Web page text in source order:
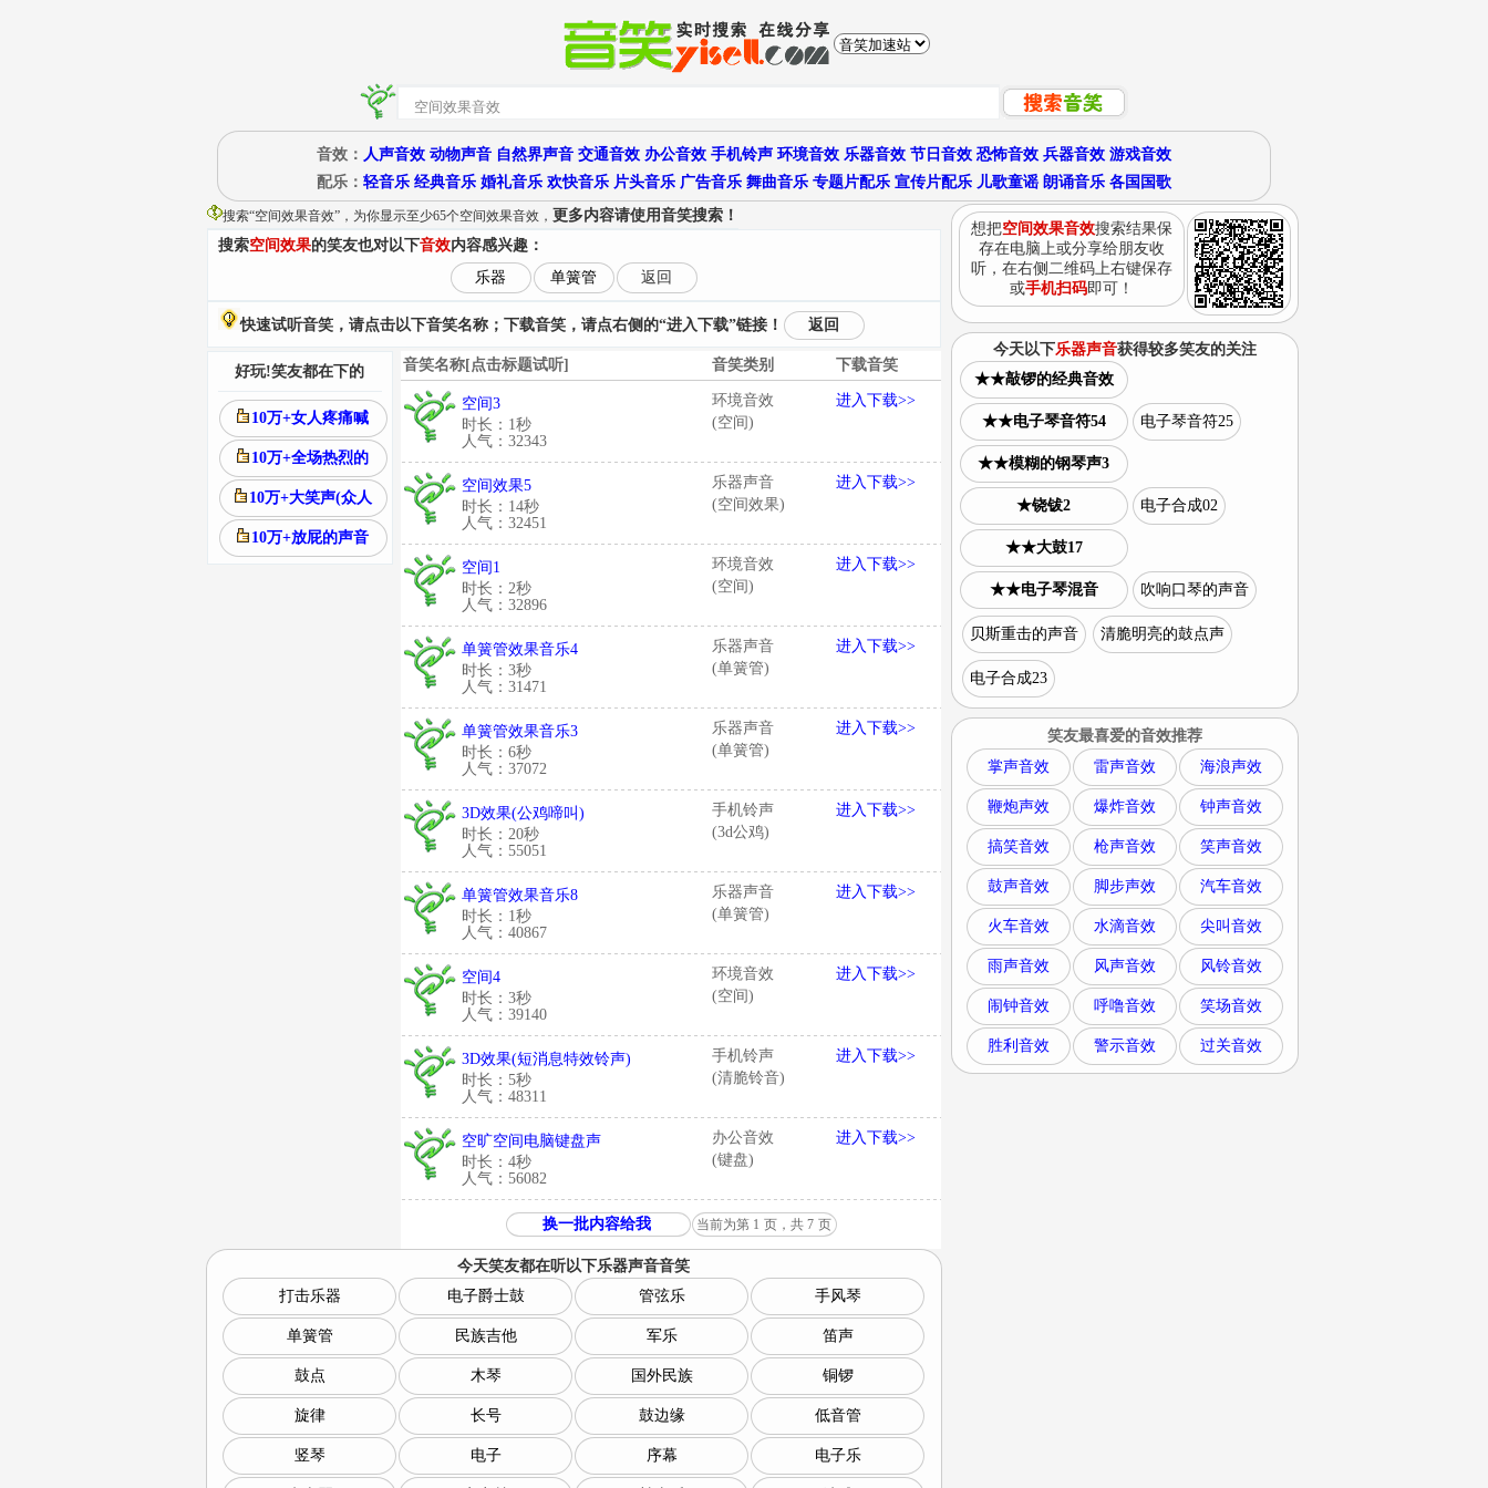
音效： 人声音效 动物声音 自然界声音 交通音效 办公音效 手机铃声 环境音效 乐器音效 节日音效 恐怖音效 兵器音效 游戏音效
配乐： 轻音乐 经典音乐 婚礼音乐 欢快音乐 片头音乐 广告音乐 舞曲音乐 专题片配乐 宣传片配乐 儿歌童谣 朗诵音乐 各国国歌
搜索“空间效果音效”，为你显示至少65个空间效果音效， 更多内容请使用音笑搜索！
搜索空间效果的笑友也对以下音效内容感兴趣：
乐器
单簧管 返回
快速试听音笑，请点击以下音笑名称；下载音笑，请点右侧的“进入下载”链接！ 返回
音笑名称[点击标题试听] 音笑类别 下载音笑
空间3
时长：1秒
人气：32343
环境音效
(空间)
进入下载>>
空间效果5
时长：14秒
人气：32451
乐器声音
(空间效果)
进入下载>>
空间1
时长：2秒
人气：32896
环境音效
(空间)
进入下载>>
单簧管效果音乐4
时长：3秒
人气：31471
乐器声音
(单簧管)
进入下载>>
单簧管效果音乐3
时长：6秒
人气：37072
乐器声音
(单簧管)
进入下载>>
3D效果(公鸡啼叫)
时长：20秒
人气：55051
手机铃声
(3d公鸡)
进入下载>>
单簧管效果音乐8
时长：1秒
人气：40867
乐器声音
(单簧管)
进入下载>>
空间4
时长：3秒
人气：39140
环境音效
(空间)
进入下载>>
3D效果(短消息特效铃声)
时长：5秒
人气：48311
手机铃声
(清脆铃音)
进入下载>>
空旷空间电脑键盘声
时长：4秒
人气：56082
办公音效
(键盘)
进入下载>>
换一批内容给我 当前为第 1 页，共 7 页
好玩!笑友都在下的
10万+女人疼痛喊
10万+全场热烈的
10万+大笑声(众人
10万+放屁的声音
今天笑友都在听以下乐器声音音笑
打击乐器
电子爵士鼓 管弦乐 手风琴
单簧管 民族吉他 军乐 笛声
鼓点 木琴 国外民族 铜锣
旋律 长号 鼓边缘 低音管
竖琴 电子 序幕 电子乐
想把空间效果音效搜索结果保
存在电脑上或分享给朋友收
听，在右侧二维码上右键保存
或手机扫码即可！
今天以下乐器声音获得较多笑友的关注
★★敲锣的经典音效
★★电子琴音符54 电子琴音符25
★★模糊的钢琴声3
★铙钹2 电子合成02
★★大鼓17
★★电子琴混音 吹响口琴的声音
贝斯重击的声音 清脆明亮的鼓点声
电子合成23
笑友最喜爱的音效推荐
掌声音效
雷声音效 海浪声效
鞭炮声效 爆炸音效 钟声音效
搞笑音效 枪声音效 笑声音效
鼓声音效 脚步声效 汽车音效
火车音效 水滴音效 尖叫音效
雨声音效 风声音效 风铃音效
闹钟音效 呼噜音效 笑场音效
胜利音效 警示音效 过关音效